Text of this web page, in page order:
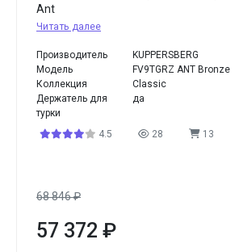
Ant
Читать далее
Производитель
KUPPERSBERG
Модель
FV9TGRZ ANT Bronze
Коллекция
Classic
Держатель для
турки
да
4.5 28 13
68 846₽
57 372 ₽